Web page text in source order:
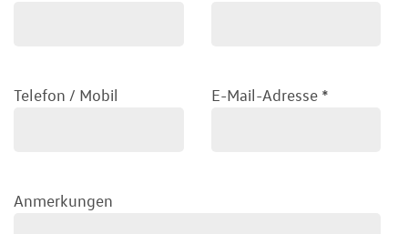
Telefon / Mobil E-Mail-Adresse *
Anmerkungen